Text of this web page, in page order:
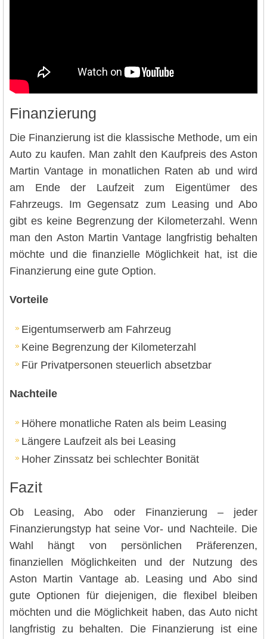
Finanzierung
Die Finanzierung ist die klassische Methode, um ein
Auto zu kaufen. Man zahlt den Kaufpreis des Aston
Martin Vantage in monatlichen Raten ab und wird
am Ende der Laufzeit zum Eigentümer des
Fahrzeugs. Im Gegensatz zum Leasing und Abo
gibt es keine Begrenzung der Kilometerzahl. Wenn
man den Aston Martin Vantage langfristig behalten
möchte und die finanzielle Möglichkeit hat, ist die
Finanzierung eine gute Option.
Vorteile
Eigentumserwerb am Fahrzeug
Keine Begrenzung der Kilometerzahl
Für Privatpersonen steuerlich absetzbar
Nachteile
Höhere monatliche Raten als beim Leasing
Längere Laufzeit als bei Leasing
Hoher Zinssatz bei schlechter Bonität
Fazit
Ob Leasing, Abo oder Finanzierung – jeder
Finanzierungstyp hat seine Vor- und Nachteile. Die
Wahl hängt von persönlichen Präferenzen,
finanziellen Möglichkeiten und der Nutzung des
Aston Martin Vantage ab. Leasing und Abo sind
gute Optionen für diejenigen, die flexibel bleiben
möchten und die Möglichkeit haben, das Auto nicht
langfristig zu behalten. Die Finanzierung ist eine